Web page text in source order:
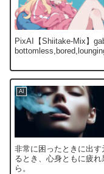
PixAI【Shiitake-Mix】
AI
非常に困ったときに出
るとき、心身ともに疲
ら。